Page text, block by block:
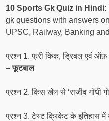
10 Sports Gk Quiz in Hindi:
gk questions with answers
UPSC, Railway, Banking
प्रश्न 1. फ्री किक, ड्रिबल एवं ऑफ़
–फूटबाल
प्रश्न 2. किस खेल से ‘राजीव गाँधी
प्रश्न 3. टेस्ट क्रिकेट के इतिहास